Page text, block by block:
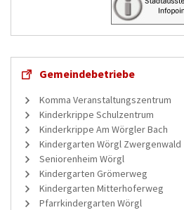
Gemeindebetriebe
Komma Veranstaltungszentrum
Kinderkrippe Schulzentrum
Kinderkrippe Am Wörgler Bach
Kindergarten Wörgl Zwergenwald
Seniorenheim Wörgl
Kindergarten Grömerweg
Kindergarten Mitterhoferweg
Pfarrkindergarten Wörgl